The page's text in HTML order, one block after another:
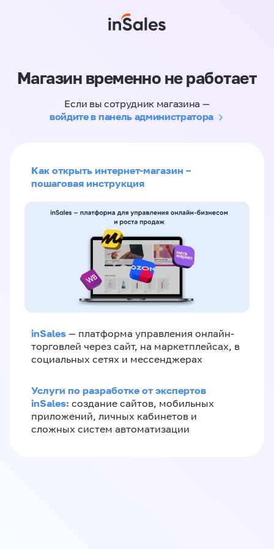
Магазин временно не работает
Если вы сотрудник магазина —
войдите в панель администратора
Как открыть интернет-магазин –
пошаговая инструкция
inSales — платформа управления онлайн-
торговлей через сайт, на маркетплейсах, в
социальных сетях и мессенджерах
Услуги по разработке от экспертов
inSales: создание сайтов, мобильных
приложений, личных кабинетов и
сложных систем автоматизации